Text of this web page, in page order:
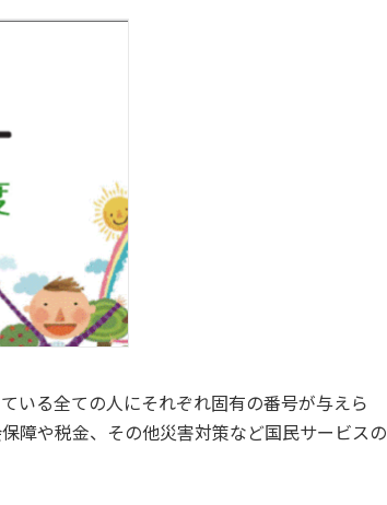
いる全ての人にそれぞれ固有の番号が与えら
障や税金、その他災害対策など国民サービスの